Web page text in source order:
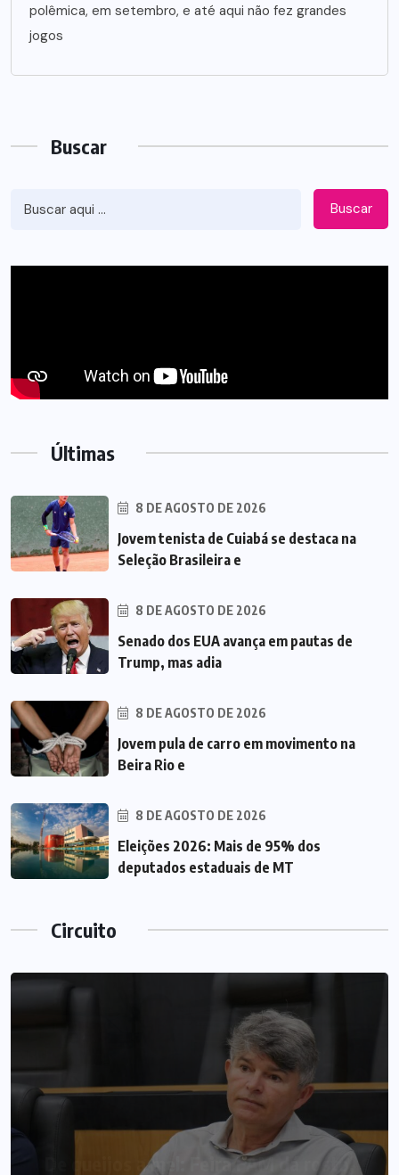
polêmica, em setembro, e até aqui não fez grandes
jogos
Buscar
Buscar
Últimas
8 DE AGOSTO DE 2026
Jovem tenista de Cuiabá se destaca na
Seleção Brasileira e
8 DE AGOSTO DE 2026
Senado dos EUA avança em pautas de
Trump, mas adia
8 DE AGOSTO DE 2026
Jovem pula de carro em movimento na
Beira Rio e
8 DE AGOSTO DE 2026
Eleições 2026: Mais de 95% dos
deputados estaduais de MT
Circuito